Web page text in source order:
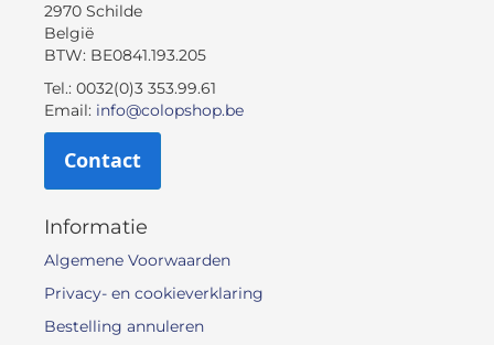
2970 Schilde
België
BTW: BE0841.193.205
Tel.: 0032(0)3 353.99.61
Email: info@colopshop.be
Contact
Informatie
Algemene Voorwaarden
Privacy- en cookieverklaring
Bestelling annuleren